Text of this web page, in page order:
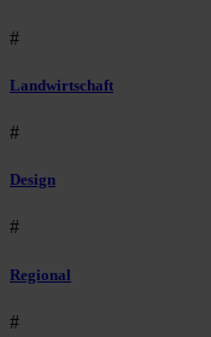
#
Landwirtschaft
#
Design
#
Regional
#